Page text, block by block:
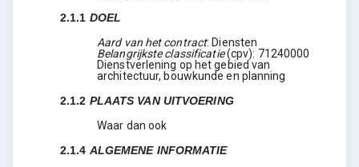
2.1.1 DOEL
Aard van het contract:Diensten
Belangrijkste classificatie (cpv): 71240000
Dienstverlening op het gebied van
architectuur, bouwkunde en planning
2.1.2 PLAATS VAN UITVOERING
Waar dan ook
2.1.4 ALGEMENE INFORMATIE